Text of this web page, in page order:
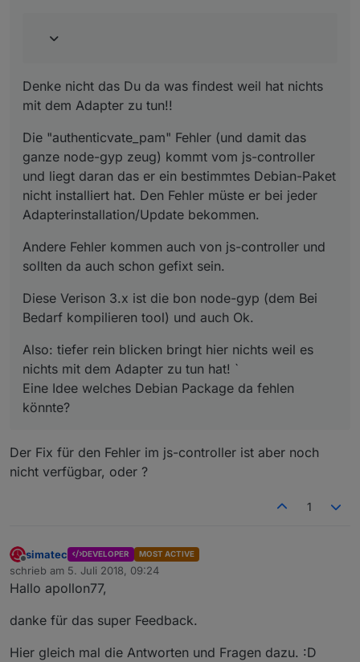
Denke nicht das Du da was findest weil hat nichts
mit dem Adapter zu tun!!
Die "authenticvate_pam" Fehler (und damit das
ganze node-gyp zeug) kommt vom js-controller
und liegt daran das er ein bestimmtes Debian-Paket
nicht installiert hat. Den Fehler müste er bei jeder
Adapterinstallation/Update bekommen.
Andere Fehler kommen auch von js-controller und
sollten da auch schon gefixt sein.
Diese Verison 3.x ist die bon node-gyp (dem Bei
Bedarf kompilieren tool) und auch Ok.
Also: tiefer rein blicken bringt hier nichts weil es
nichts mit dem Adapter zu tun hat! `
Eine Idee welches Debian Package da fehlen
könnte?
Der Fix für den Fehler im js-controller ist aber noch
nicht verfügbar, oder ?
1
Offline
simatec DEVELOPER MOST ACTIVE
schrieb am 5. Juli 2018, 09:24
zuletzt editiert von
Hallo apollon77,
danke für das super Feedback.
Hier gleich mal die Antworten und Fragen dazu. :D